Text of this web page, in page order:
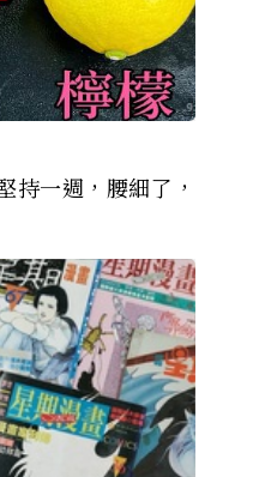
持一週，腰細了，